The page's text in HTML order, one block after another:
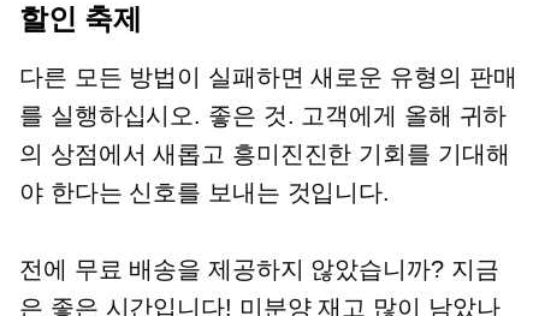
할인 축제
다른 모든 방법이 실패하면 새로운 유형의 판매
를 실행하십시오. 좋은 것. 고객에게 올해 귀하
의 상점에서 새롭고 흥미진진한 기회를 기대해
야 한다는 신호를 보내는 것입니다.
전에 무료 배송을 제공하지 않았습니까? 지금
은 좋은 시간입니다! 미분양 재고 많이 남았나